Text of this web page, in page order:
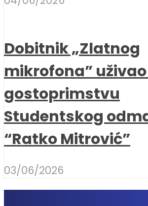
Dobitnik „Zlatnog
mikrofona”
gostoprimstvu
Studentskog
“Ratko Mitrović”
03/06/2026